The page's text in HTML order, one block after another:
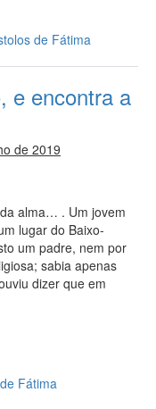
de Fátima
e encontra a
de 2019
alma… . Um jovem
lugar do Baixo-
um padre, nem por
sabia apenas
dizer que em
Fátima